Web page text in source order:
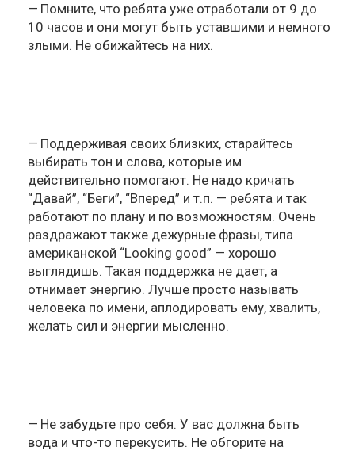
Помните, что ребята уже отработали от 9 до
10 часов и они могут быть уставшими и немного
злыми. Не обижайтесь на них.
Поддерживая своих близких, старайтесь
выбирать тон и слова, которые им
действительно помогают. Не надо кричать
“Давай”, “Беги”, “Вперед” и т.п. — ребята и так
работают по плану и по возможностям. Очень
раздражают также дежурные фразы, типа
американской “Looking good” — хорошо
выглядишь. Такая поддержка не дает, а
отнимает энергию. Лучше просто называть
человека по имени, аплодировать ему, хвалить,
желать сил и энергии мысленно.
Не забудьте про себя. У вас должна быть
вода и что-то перекусить. Не обгорите на